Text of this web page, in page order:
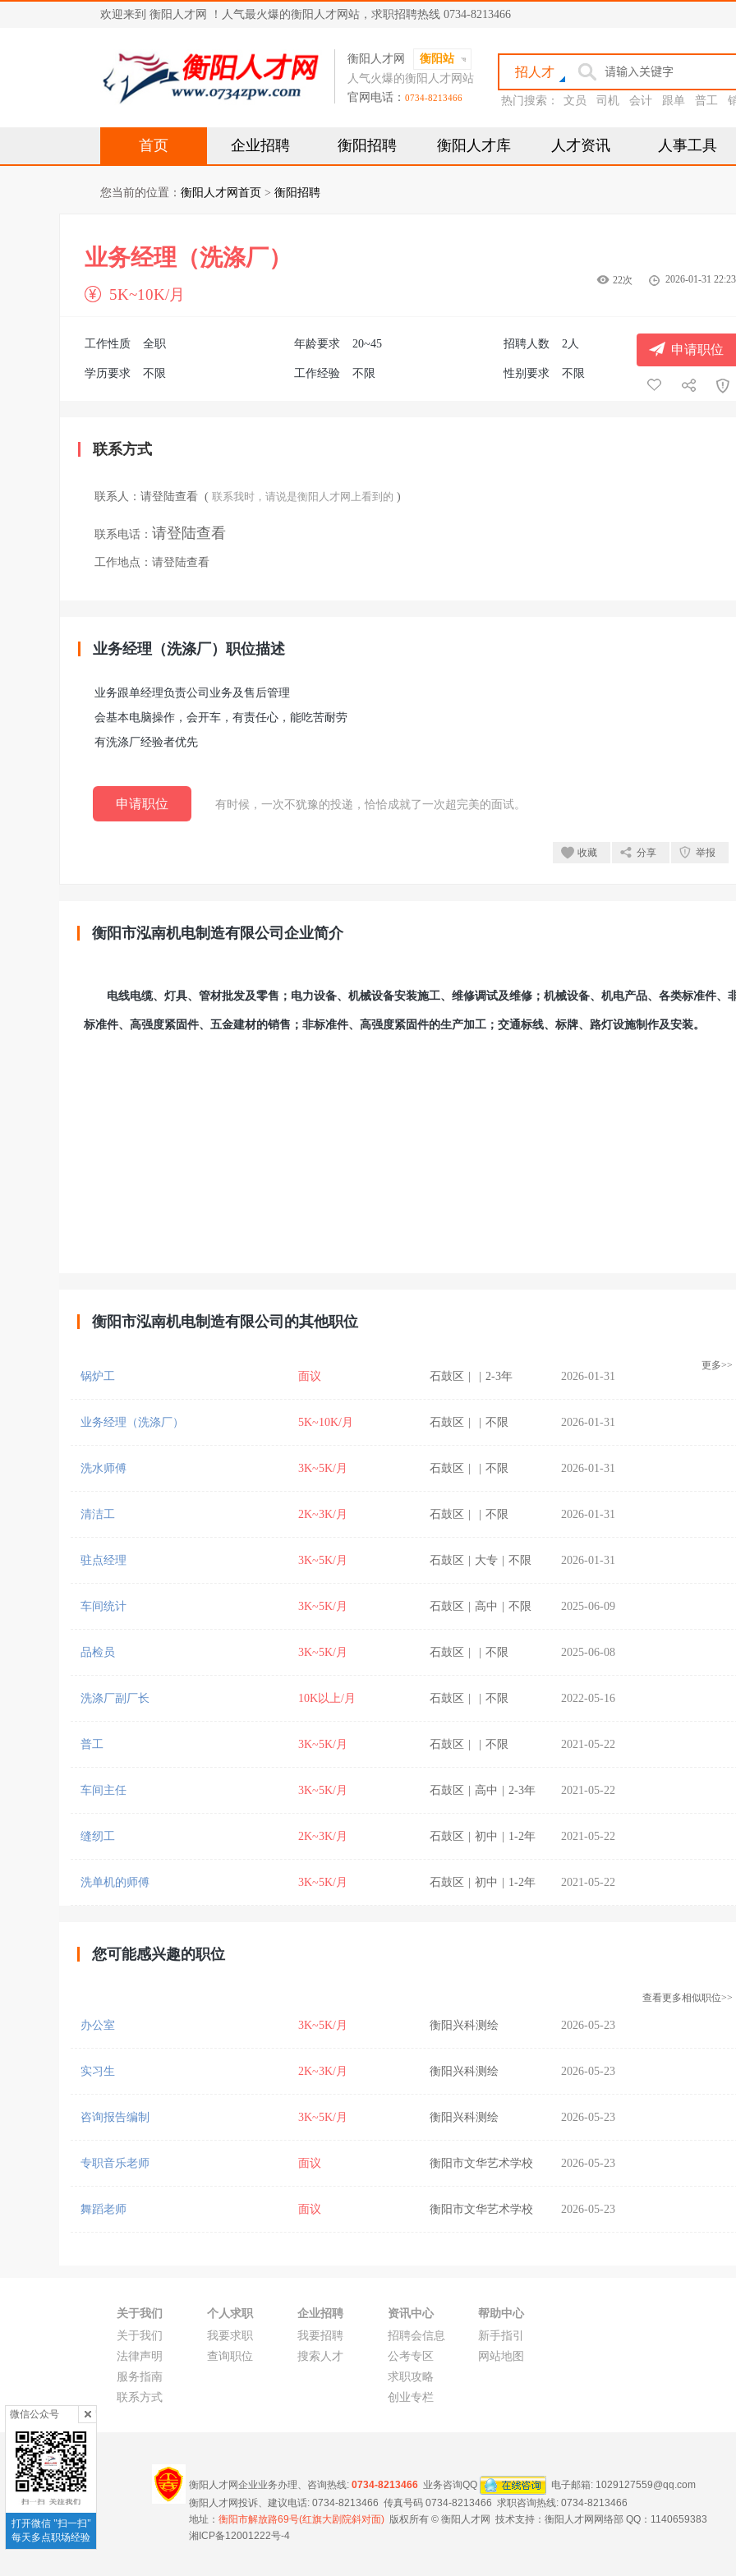
欢迎来到 衡阳人才网 ！人气最火爆的衡阳人才网站，求职招聘热线 0734-8213466
衡阳人才网
衡阳站
人气火爆的衡阳人才网站
官网电话： 0734-8213466
招人才
热门搜索： 文员 司机 会计 跟单 普工
首页 企业招聘 衡阳招聘 衡阳人才库 人才资讯 人事工具
您当前的位置： 衡阳人才网首页 > 衡阳招聘
2026-01-31
22次
业务经理（洗涤厂）
5K~10K/月
申请职位
工作性质 全职 年龄要求 20~45 招聘人数 2人
学历要求 不限 工作经验 不限 性别要求 不限
联系方式
联系人： 请登陆查看 ( 联系我时，请说是衡阳人才网上看到的 )
联系电话： 请登陆查看
工作地点： 请登陆查看
业务经理（洗涤厂）职位描述
业务跟单经理负责公司业务及售后管理
会基本电脑操作，会开车，有责任心，能吃苦耐劳
有洗涤厂经验者优先
申请职位 有时候，一次不犹豫的投递，恰恰成就了一次超完美的面试。
收藏 分享 举报
衡阳市泓南机电制造有限公司企业简介
电线电缆、灯具、管材批发及零售；电力设备、机械设备安装施工、维修调试及维修；机械设备、机电产品、各类标准件、
标准件、高强度紧固件、五金建材的销售；非标准件、高强度紧固件的生产加工；交通标线、标牌、路灯设施制作及安装。
衡阳市泓南机电制造有限公司的其他职位
更多>>
锅炉工 面议 石鼓区 2-3年 2026-01-31
业务经理（洗涤厂） 5K~10K/月 石鼓区 不限 2026-01-31
洗水师傅 3K~5K/月 石鼓区 不限 2026-01-31
清洁工 2K~3K/月 石鼓区 不限 2026-01-31
驻点经理 3K~5K/月 石鼓区 大专 不限 2026-01-31
车间统计 3K~5K/月 石鼓区 高中 不限 2025-06-09
品检员 3K~5K/月 石鼓区 不限 2025-06-08
洗涤厂副厂长 10K以上/月 石鼓区 不限 2022-05-16
普工 3K~5K/月 石鼓区 不限 2021-05-22
车间主任 3K~5K/月 石鼓区 高中 2-3年 2021-05-22
缝纫工 2K~3K/月 石鼓区 初中 1-2年 2021-05-22
洗单机的师傅 3K~5K/月 石鼓区 初中 1-2年 2021-05-22
您可能感兴趣的职位
查看更多相似职位>>
办公室 3K~5K/月 衡阳兴科测绘 2026-05-23
实习生 2K~3K/月 衡阳兴科测绘 2026-05-23
咨询报告编制 3K~5K/月 衡阳兴科测绘 2026-05-23
专职音乐老师 面议 衡阳市文华艺术学校 2026-05-23
舞蹈老师 面议 衡阳市文华艺术学校 2026-05-23
关于我们
关于我们
法律声明
服务指南
联系方式
个人求职
我要求职
查询职位
企业招聘
我要招聘
搜索人才
资讯中心
招聘会信息
公考专区
求职攻略
创业专栏
帮助中心
新手指引
网站地图
衡阳人才网企业业务办理、咨询热线: 0734-8213466 业务咨询QQ 电子邮箱: 1029127559@qq.com
衡阳人才网投诉、建议电话: 0734-8213466 传真号码 0734-8213466 求职咨询热线: 0734-8213466
地址： 衡阳市解放路69号(红旗大剧院斜对面) 版权所有 © 衡阳人才网 技术支持：衡阳人才网网络部 QQ：1140659383
湘ICP备12001222号-4
微信公众号
打开微信 "扫一扫"
每天多点职场经验